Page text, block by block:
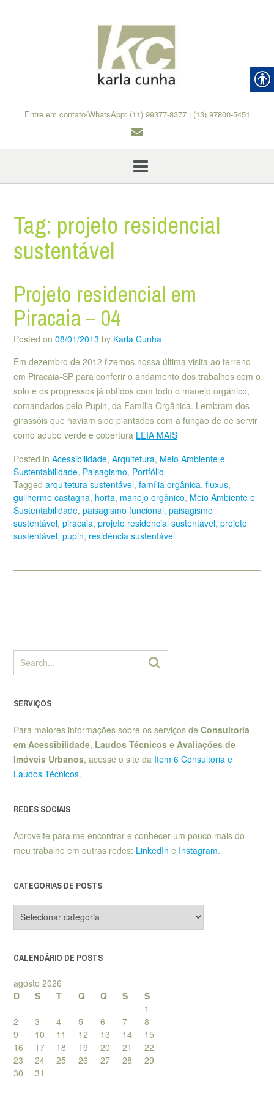
Entre em contato/WhatsApp: (11) 99377-8377 | (13) 97800-5451
Tag: projeto residencial
sustentável
Projeto residencial em
Piracaia – 04
Posted on 08/01/2013 by Karla Cunha
Em dezembro de 2012 fizemos nossa última visita ao terreno
em Piracaia-SP para conferir o andamento dos trabalhos com o
solo e os progressos já obtidos com todo o manejo orgânico,
comandados pelo Pupin, da Família Orgânica. Lembram dos
girassóis que haviam sido plantados com a função de de servir
como adubo verde e cobertura LEIA MAIS
Posted in Acessibilidade, Arquitetura, Meio Ambiente e
Sustentabilidade, Paisagismo, Portfólio
Tagged arquitetura sustentável, família orgânica, fluxus,
guilherme castagna, horta, manejo orgânico, Meio Ambiente e
Sustentabilidade, paisagismo funcional, paisagismo
sustentável, piracaia, projeto residencial sustentável, projeto
sustentável, pupin, residência sustentável
SERVIÇOS
Para maiores informações sobre os serviços de Consultoria
em Acessibilidade, Laudos Técnicos e Avaliações de
Imóveis Urbanos, acesse o site da Item 6 Consultoria e
Laudos Técnicos.
REDES SOCIAIS
Aproveite para me encontrar e conhecer um pouco mais do
meu trabalho em outras redes: LinkedIn e Instagram.
CATEGORIAS DE POSTS
de
CALENDÁRIO DE POSTS
agosto 2026
D
S T Q Q S
S
1
2
3 4 5 6 7
8
9
10 11 12 13 14
15
16
17 18 19 20 21
22
23
24 25 26 27 28
29
30
31